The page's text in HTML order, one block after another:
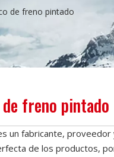
de freno pintado
de freno pintado
un fabricante,
de los productos,